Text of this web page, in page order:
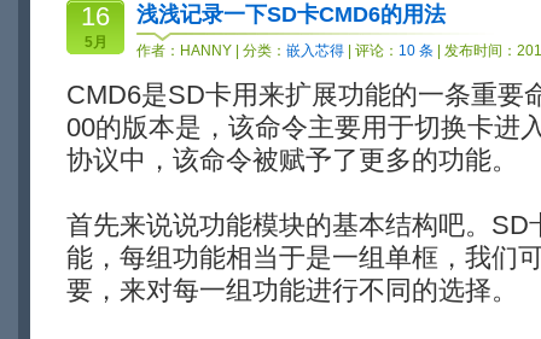
16
5月
浅浅记录一下SD卡CMD6的用法
作者： HANNY | 分类： 嵌入芯得 | 评论： 10 条 | 发布时间：
CMD6是SD卡用来扩展功能的一条重要
00的版本是，该命令主要用于切换卡进
协议中，该命令被赋予了更多的功能。
首先来说说功能模块的基本结构吧。SD
能，每组功能相当于是一组单框，我们
要，来对每一组功能进行不同的选择。